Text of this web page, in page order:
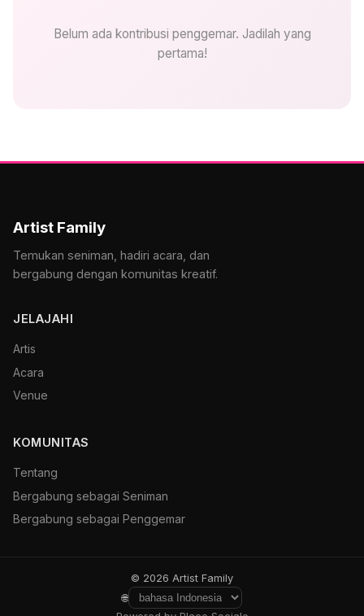
Belum ada kontribusi penggemar. Jadilah yang
pertama!
Artist Family
Temukan seniman, hadiri acara, dan
bergabung dengan komunitas kreatif.
JELAJAHI
Artis
Acara
Venue
KOMUNITAS
Tentang
Bergabung sebagai Seniman
Bergabung sebagai Penggemar
© 2026 Artist Family
🌐